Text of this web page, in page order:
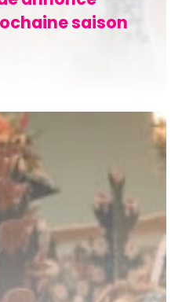
saison